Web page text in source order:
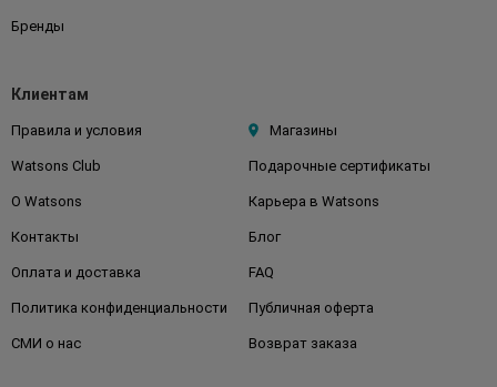
Бренды
Клиентам
Правила и условия Магазины
Watsons Club Подарочные сертификаты
О Watsons Карьера в Watsons
Контакты Блог
Оплата и доставка FAQ
Политика конфиденциальности Публичная оферта
СМИ о нас Возврат заказа